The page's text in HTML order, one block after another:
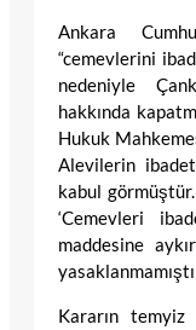
Ankara
“cemevlerini
nedeniyle
hakkında
Hukuk
Alevilerin
kabul
‘Cemevleri
maddesine
Kararın temyiz